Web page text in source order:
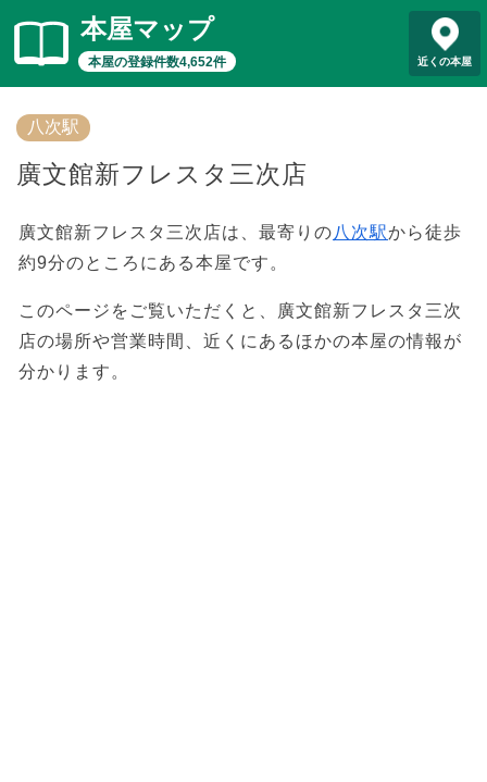
本屋マップ
本屋の登録件数4,652件 近くの本屋
八次駅
廣文館新フレスタ三次店
廣文館新フレスタ三次店は、最寄りの八次駅から徒歩
約9分のところにある本屋です。
このページをご覧いただくと、廣文館新フレスタ三次
店の場所や営業時間、近くにあるほかの本屋の情報が
分かります。